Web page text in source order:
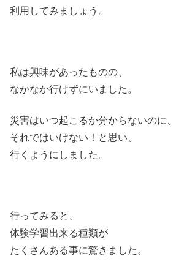
利用してみましょう。
私は興味があったものの、
なかなか行けずにいました。
災害はいつ起こるか分からないのに、
それではいけない！と思い、
行くようにしました。
行ってみると、
体験学習出来る種類が
たくさんある事に驚きました。